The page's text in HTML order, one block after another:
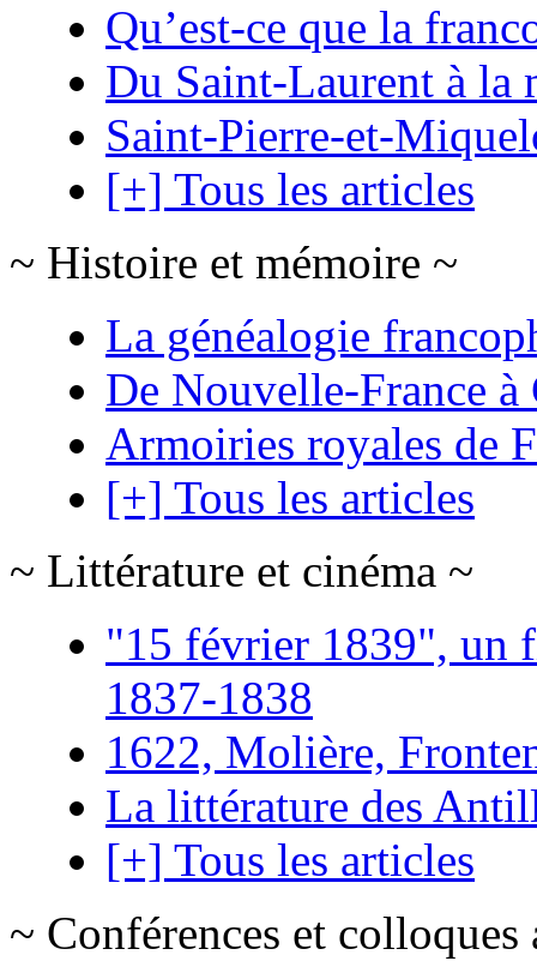
Qu’est-ce que la
Du Saint-Laurent à la
Saint-Pierre-et-
[+] Tous les articles
~ Histoire et mémoire ~
La généalogie
De Nouvelle-France à
Armoiries royales de
[+] Tous les articles
~ Littérature et cinéma ~
"15 février 1839", un
1837-1838
1622, Molière,
La littérature des
[+] Tous les articles
~ Conférences et